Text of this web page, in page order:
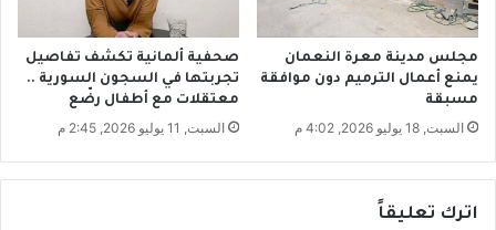
ه
ت
"
؟
مجلس مدينة معرة النعمان
يمنع أعمال الترميم دون موافقة
مسبقة
السبت, 18 يوليو 2026, 4:02 م
صحفية ألمانية تكشف تفاصيل
تجربتها في السجون السورية ..
معتقلات مع أطفال رضّع
السبت, 11 يوليو 2026, 2:45 م
اترك تعليقاً